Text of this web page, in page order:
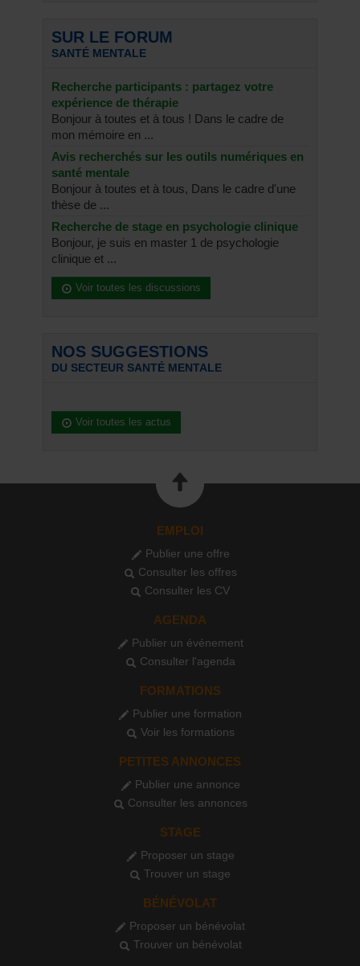
SUR LE FORUM
SANTÉ MENTALE
Recherche participants : partagez votre
expérience de thérapie
Bonjour à toutes et à tous ! Dans le cadre de
mon mémoire en ...
Avis recherchés sur les outils numériques en
santé mentale
Bonjour à toutes et à tous, Dans le cadre d'une
thèse de ...
Recherche de stage en psychologie clinique
Bonjour, je suis en master 1 de psychologie
clinique et ...
Voir toutes les discussions
NOS SUGGESTIONS
DU SECTEUR SANTÉ MENTALE
Voir toutes les actus
EMPLOI
Publier une offre
Consulter les offres
Consulter les CV
AGENDA
Publier un événement
Consulter l'agenda
FORMATIONS
Publier une formation
Voir les formations
PETITES ANNONCES
Publier une annonce
Consulter les annonces
STAGE
Proposer un stage
Trouver un stage
BÉNÉVOLAT
Proposer un bénévolat
Trouver un bénévolat